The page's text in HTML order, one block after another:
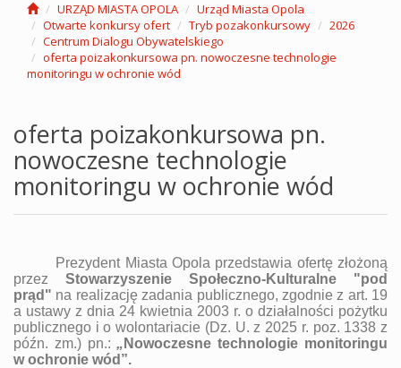
URZĄD MIASTA OPOLA
Urząd Miasta Opola
Otwarte konkursy ofert
Tryb pozakonkursowy
2026
Centrum Dialogu Obywatelskiego
oferta poizakonkursowa pn. nowoczesne technologie
monitoringu w ochronie wód
oferta poizakonkursowa pn.
nowoczesne technologie
monitoringu w ochronie wód
Prezydent Miasta Opola przedstawia ofertę złożoną
przez Stowarzyszenie Społeczno-Kulturalne "pod
prąd" na realizację zadania publicznego, zgodnie z art. 19
a ustawy z dnia 24 kwietnia 2003 r. o działalności pożytku
publicznego i o wolontariacie (Dz. U. z 2025 r. poz. 1338 z
późn. zm.) pn.: „ Nowoczesne technologie monitoringu
w ochronie wód ”.